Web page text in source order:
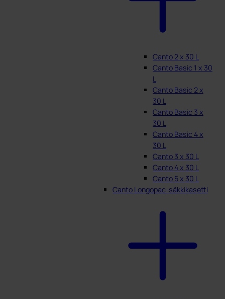
Canto 2 x 30 L
Canto Basic 1 x 30
L
Canto Basic 2 x
30 L
Canto Basic 3 x
30 L
Canto Basic 4 x
30 L
Canto 3 x 30 L
Canto 4 x 30 L
Canto 5 x 30 L
Canto Longopac-säkkikasetti